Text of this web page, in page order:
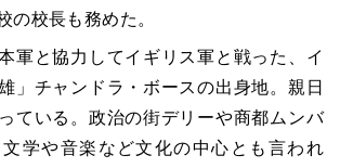
の校長も務めた。
軍と協力してイギリス軍と戦った、イ
」チャンドラ・ボースの出身地。親日
ている。政治の街デリーや商都ムンバ
学や音楽など文化の中心とも言われ